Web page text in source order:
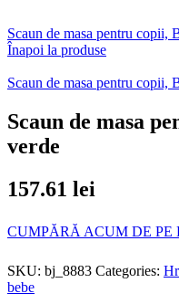
Scaun de masa pentru copii,
Înapoi la produse
Scaun de masa pentru copii,
Scaun de masa
verde
157.61 lei
CUMPĂRĂ ACUM DE PE
SKU: bj_8883 Categories:
bebe